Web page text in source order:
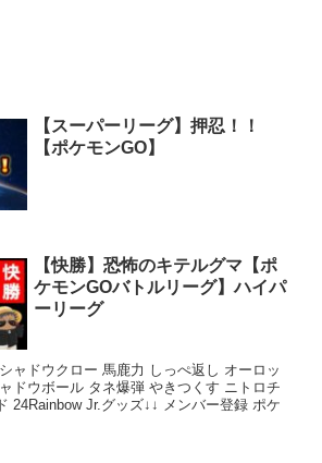
【スーパーリーグ】押忍！！
【ポケモンGO】
【快勝】恐怖のキテルグマ【ポ
ケモンGOバトルリーグ】ハイパ
ーリーグ
ャドウクロー 馬鹿力 しっぺ返し オーロッ
ドウボール タネ爆弾 やきつくす ニトロチ
24Rainbow Jr.グッズ↓↓ メンバー登録 ポケ